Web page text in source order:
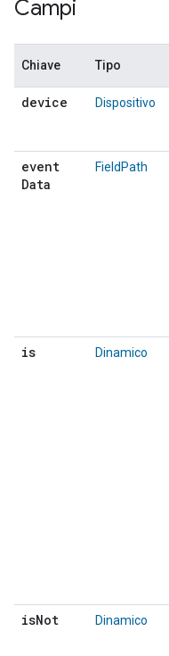
Campi
Chiave Tipo
device Dispositivo
event
Data
FieldPath
is Dinamico
isNot Dinamico